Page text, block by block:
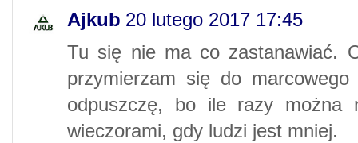
Ajkub 20 lutego 2017 17:45
Tu się nie ma co zastanawiać.
przymierzam się do
odpuszczę, bo ile razy
wieczorami, gdy ludzi jest mniej.